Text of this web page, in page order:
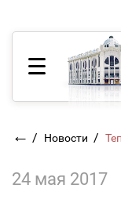
← / Новости /
24 мая 2017